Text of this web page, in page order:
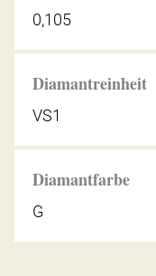
0,105
Diamantreinheit
VS1
Diamantfarbe
G